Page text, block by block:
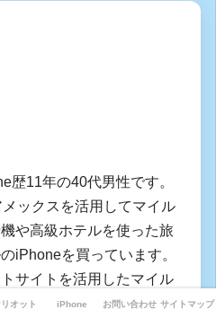
歴11年の40代男性です。
ックスを活用してマイル
や高級ホテルを使った旅
iPhoneを買っています。
サイトを活用したマイル
方など、お得な情報を紹
オット iPhone お問い合わせ サイトマップ